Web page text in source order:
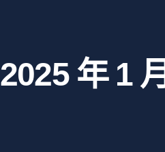
2025 年 1 月